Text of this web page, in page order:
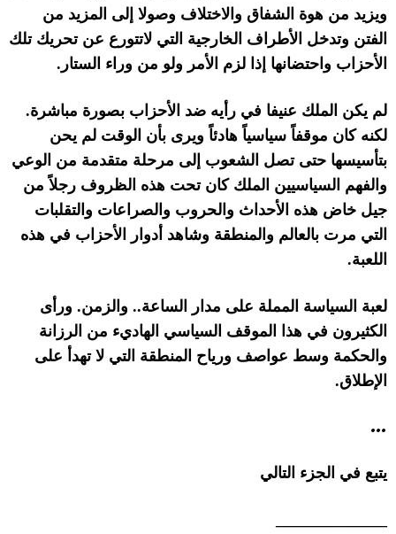
ويزيد من هوة الشفاق والاختلاف وصولا إلى المزيد من
الفتن وتدخل الأطراف الخارجية التي لاتتورع عن تحريك تلك
الأحزاب واحتضانها إذا لزم الأمر ولو من وراء الستار .
لم يكن الملك عنيفا في رأيه ضد الأحزاب بصورة مباشرة.
لكنه كان موقفاً سياسياً هادئاً ويرى بأن الوقت لم يحن
بتأسيسها حتى تصل الشعوب إلى مرحلة متقدمة من الوعي
والفهم السياسيين الملك كان تحت هذه الظروف رجلاً من
جيل خاض هذه الأحداث والحروب والصراعات والتقلبات
التي مرت بالعالم والمنطقة وشاهد أدوار الأحزاب في هذه
اللعبة.
لعبة السياسة المملة على مدار الساعة.. والزمن. ورأى
الكثيرون في هذا الموقف السياسي الهاديء من الرزانة
والحكمة وسط عواصف ورياح المنطقة التي لا تهدأ على
الإطلاق.
…
يتبع في الجزء التالي